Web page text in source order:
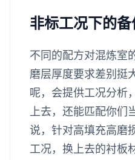
非标工况下的
不同的配方对混炼室
磨层厚度要求差别挺
呢，会提供工况分析
上去，还能匹配你们
说，针对高填充高磨
工况，换上去的衬板